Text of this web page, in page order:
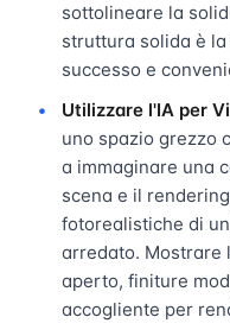
sottolineare la
struttura solida è
successo e
Utilizzare l'IA per
uno spazio grezzo
a immaginare una
scena e il
fotorealistiche di
arredato. Mostrare
aperto, finiture
accogliente per